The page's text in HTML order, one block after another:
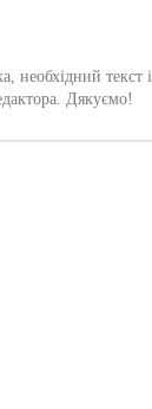
необхідний текст і
Дякуємо!